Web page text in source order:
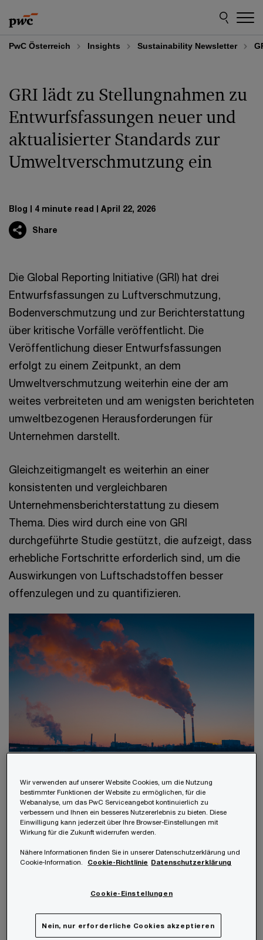
to
content
to
footer
PwC Österreich Insights Sustainability Newsletter
GRI lädt zu Stellungnahmen zu
Entwurfsfassungen neuer und
aktualisierter Standards zur
Umweltverschmutzung ein
Blog 4 minute read April 22, 2026
Share
Die Global Reporting Initiative (GRI) hat drei
Entwurfsfassungen zu Luftverschmutzung,
Bodenverschmutzung und zur Berichterstattung
über kritische Vorfälle veröffentlicht. Die
Veröffentlichung dieser Entwurfsfassungen
erfolgt zu einem Zeitpunkt, an dem
Umweltverschmutzung weiterhin eine der am
weites verbreiteten und am wenigsten berichteten
umweltbezogenen Herausforderungen für
Unternehmen darstellt.
Gleichzeitigmangelt es weiterhin an einer
konsistenten und vergleichbaren
Unternehmensberichterstattung zu diesem
Thema. Dies wird durch eine von GRI
durchgeführte Studie gestützt, die aufzeigt, dass
erhebliche Fortschritte erforderlich sind, um die
Auswirkungen von Luftschadstoffen besser
offenzulegen und zu quantifizieren.
Berichtspflichten erheblich. Besonders
hervorzuheben ist, dass die Entwürfe erstmalig
einen eigenständigen GRI-Themenstandard zur
verstärkter Fokus auf einen Bereich gelegt wird,
Unternehmen historisch unterrepräsentiert ist.
Darüber hinaus schlagen sie Überarbeitungen von
Wir verwenden auf unserer Website Cookies, um die Nutzung
bestimmter Funktionen der Website zu ermöglichen, für die
Webanalyse, um das PwC Serviceangebot kontinuierlich zu
verbessern und Ihnen ein besseres Nutzererlebnis zu bieten. Diese
Einwilligung kann jederzeit über Ihre Browser-Einstellungen mit
Wirkung für die Zukunft widerrufen werden.
Nähere Informationen finden Sie in unserer Datenschutzerklärung und
Cookie-Information.
Cookie-Richtlinie Datenschutzerklärung
Cookie-Einstellungen
Nein, nur erforderliche Cookies akzeptieren